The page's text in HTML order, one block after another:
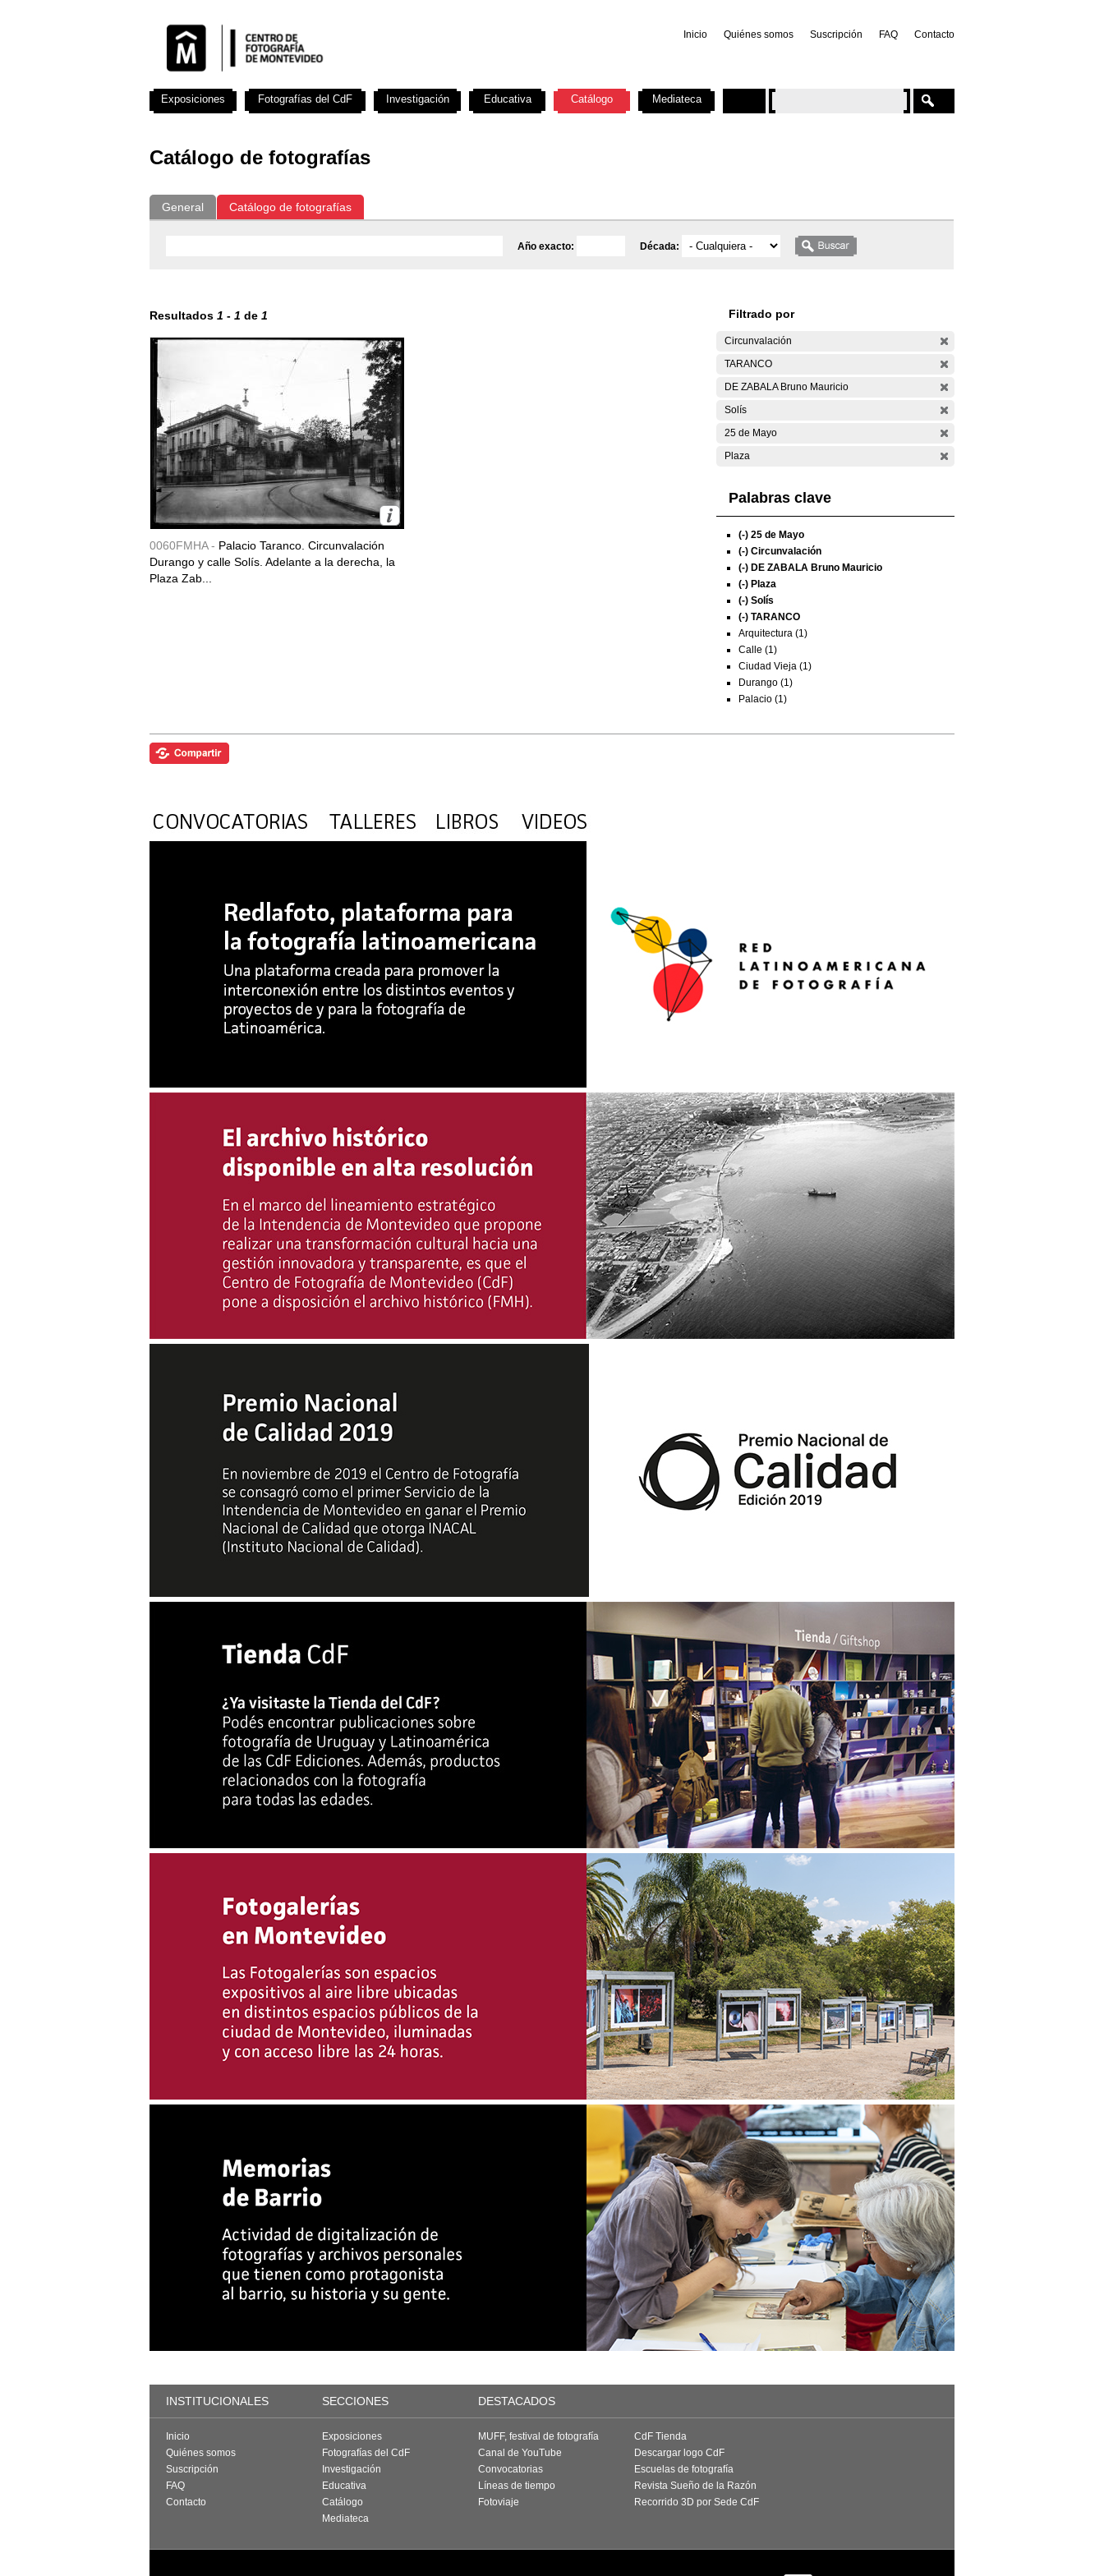
Inicio Quiénes somos Suscripción FAQ Contacto
Catálogo de fotografías
General Catálogo de fotografías
Año exacto: Década:
Resultados 1 - 1 de 1
0060FMHA - Palacio Taranco. Circunvalación
Durango y calle Solís. Adelante a la derecha, la
Plaza Zab...
Filtrado por
Circunvalación
TARANCO
DE ZABALA Bruno Mauricio
Solís
25 de Mayo
Plaza
Palabras clave
(-) 25 de Mayo
(-) Circunvalación
(-) DE ZABALA Bruno Mauricio
(-) Plaza
(-) Solís
(-) TARANCO
Arquitectura (1)
Calle (1)
Ciudad Vieja (1)
Durango (1)
Palacio (1)
Exposiciones Fotografías del CdF Investigación Educativa Catálogo Mediateca
INSTITUCIONALES SECCIONES DESTACADOS
Inicio
Quiénes somos
Suscripción
FAQ
Contacto
Exposiciones
Fotografías del CdF
Investigación
Educativa
Catálogo
Mediateca
MUFF, festival de fotografía
Canal de YouTube
Convocatorias
Líneas de tiempo
Fotoviaje
CdF Tienda
Descargar logo CdF
Escuelas de fotografía
Revista Sueño de la Razón
Recorrido 3D por Sede CdF